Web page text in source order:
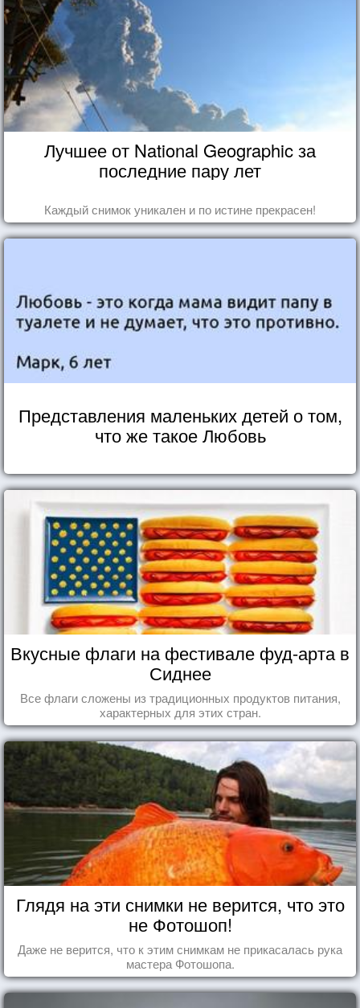
Лучшее от National Geographic за
последние пару лет
Каждый снимок уникален и по истине прекрасен!
Представления маленьких детей о том,
что же такое Любовь
Вкусные флаги на фестивале фуд-арта в
Сиднее
Все флаги сложены из традиционных продуктов питания,
характерных для этих стран.
Глядя на эти снимки не верится, что это
не Фотошоп!
Даже не верится, что к этим снимкам не прикасалась рука
мастера Фотошопа.